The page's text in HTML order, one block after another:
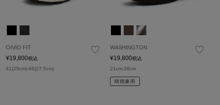
OIVIO FIT
¥19,800税込
41(25cm)-46(27.5cm)
WASHINGTON
¥19,800税込
21cm-26cm
晴雨兼用